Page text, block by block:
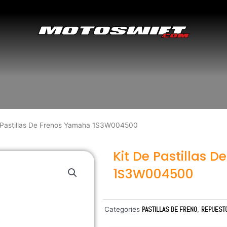
De Frenos Yamaha 1S3W004500
Kit De Pastillas
1S3W004500
Categories PASTILLAS DE FRENO,